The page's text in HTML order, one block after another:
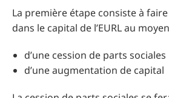
La première étape consiste à
dans le capital de l’EURL au
d’une cession de parts sociales
d’une augmentation de capital